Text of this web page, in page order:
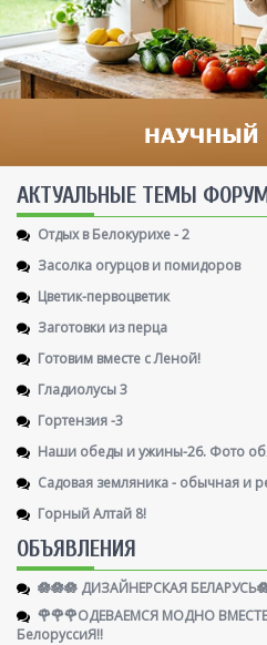
AКТУАЛЬНЫЕ ТЕМЫ
Отдых в Белокурихе - 2
Засолка огурцов и помидоров
Цветик-первоцветик
Заготовки из перца
Готовим вместе с Леной!
Гладиолусы 3
Гортензия -3
Наши обеды и ужины-26. Фото
Садовая земляника - обычная и
Горный Алтай 8!
ОБЪЯВЛЕНИЯ
🪷🪷🪷 ДИЗАЙНЕРСКАЯ
🌹🌹🌹ОДЕВАЕМСЯ МОДНО
БелоруссиЯ‼